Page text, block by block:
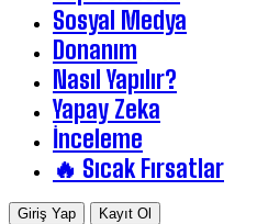
Sosyal Medya
Donanım
Nasıl Yapılır?
Yapay Zeka
İnceleme
🔥 Sıcak Fırsatlar
Giriş Yap Kayıt Ol